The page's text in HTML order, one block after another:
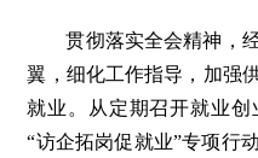
贯彻落实全会精神，
翼，细化工作指导，加强
就业。从定期召开就业
“访企拓岗促就业”专项行